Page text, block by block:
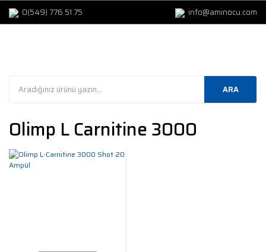
0(549) 776 51 75 info@aminocu.com
ARA
Olimp L Carnitine 3000